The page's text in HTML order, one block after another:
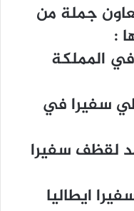
ﺟﻤﻠﺔ ﻣﻦ
:
ﺍﻟﻤﻤﻠﻜﺔ
ﺳﻔﻴﺮﺍ ﻓﻲ
ﻟﻘﻈﻒ ﺳﻔﻴﺮﺍ
ﺍﻳﻄﺎﻟﻴﺎ